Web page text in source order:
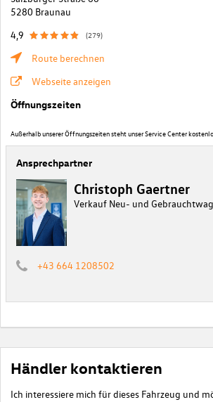
5280 Braunau
4,9
(279)
Route berechnen
Webseite anzeigen
Öffnungszeiten
Außerhalb unserer Öffnungszeiten steht unser Service Center
Ansprechpartner
Christoph Gaertner
Verkauf Neu- und
+43 664 1208502
Händler kontaktieren
Ich interessiere mich für dieses Fahrzeug und